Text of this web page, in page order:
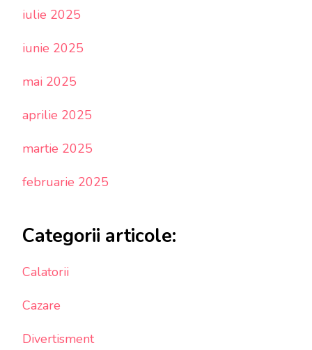
iulie 2025
iunie 2025
mai 2025
aprilie 2025
martie 2025
februarie 2025
Categorii articole:
Calatorii
Cazare
Divertisment